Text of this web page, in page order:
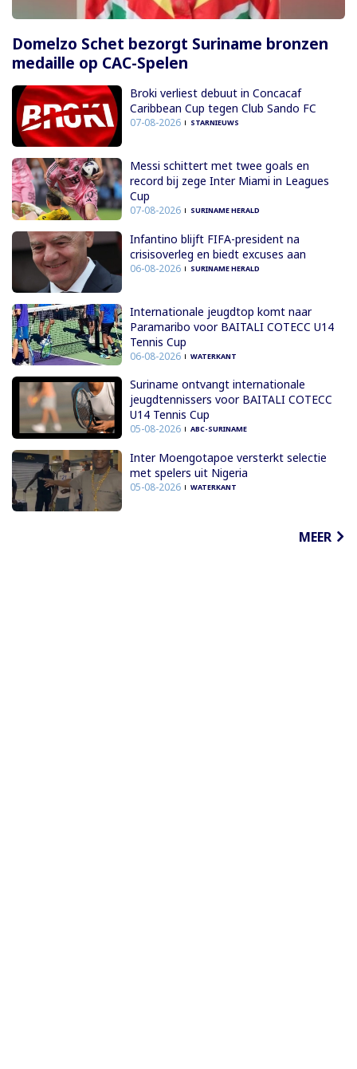
Domelzo Schet bezorgt Suriname bronzen
medaille op CAC-Spelen
Broki verliest debuut in Concacaf
Caribbean Cup tegen Club Sando FC
07-08-2026 STARNIEUWS
Messi schittert met twee goals en
record bij zege Inter Miami in Leagues
Cup
07-08-2026 SURINAME HERALD
Infantino blijft FIFA-president na
crisisoverleg en biedt excuses aan
06-08-2026 SURINAME HERALD
Internationale jeugdtop komt naar
Paramaribo voor BAITALI COTECC U14
Tennis Cup
06-08-2026 WATERKANT
Suriname ontvangt internationale
jeugdtennissers voor BAITALI COTECC
U14 Tennis Cup
05-08-2026 ABC-SURINAME
Inter Moengotapoe versterkt selectie
met spelers uit Nigeria
05-08-2026 WATERKANT
MEER